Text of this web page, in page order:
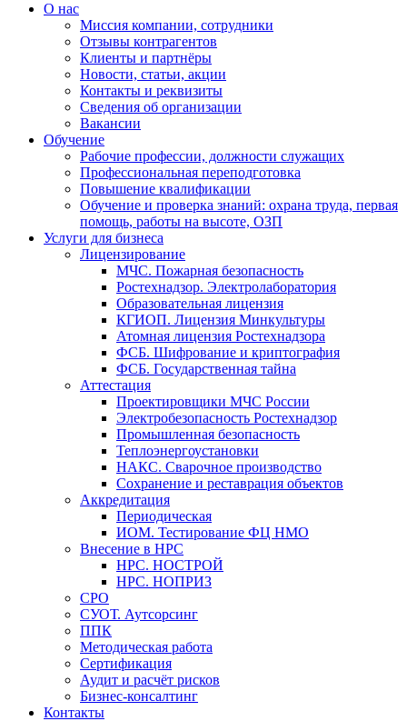
О нас
Миссия компании, сотрудники
Отзывы контрагентов
Клиенты и партнёры
Новости, статьи, акции
Контакты и реквизиты
Сведения об организации
Вакансии
Обучение
Рабочие профессии, должности служащих
Профессиональная переподготовка
Повышение квалификации
Обучение и проверка знаний: охрана труда, первая
помощь, работы на высоте, ОЗП
Услуги для бизнеса
Лицензирование
МЧС. Пожарная безопасность
Ростехнадзор. Электролаборатория
Образовательная лицензия
КГИОП. Лицензия Минкультуры
Атомная лицензия Ростехнадзора
ФСБ. Шифрование и криптография
ФСБ. Государственная тайна
Аттестация
Проектировщики МЧС России
Электробезопасность Ростехнадзор
Промышленная безопасность
Теплоэнергоустановки
НАКС. Сварочное производство
Сохранение и реставрация объектов
Аккредитация
Периодическая
ИОМ. Тестирование ФЦ НМО
Внесение в НРС
НРС. НОСТРОЙ
НРС. НОПРИЗ
СРО
СУОТ. Аутсорсинг
ППК
Методическая работа
Сертификация
Аудит и расчёт рисков
Бизнес-консалтинг
Контакты